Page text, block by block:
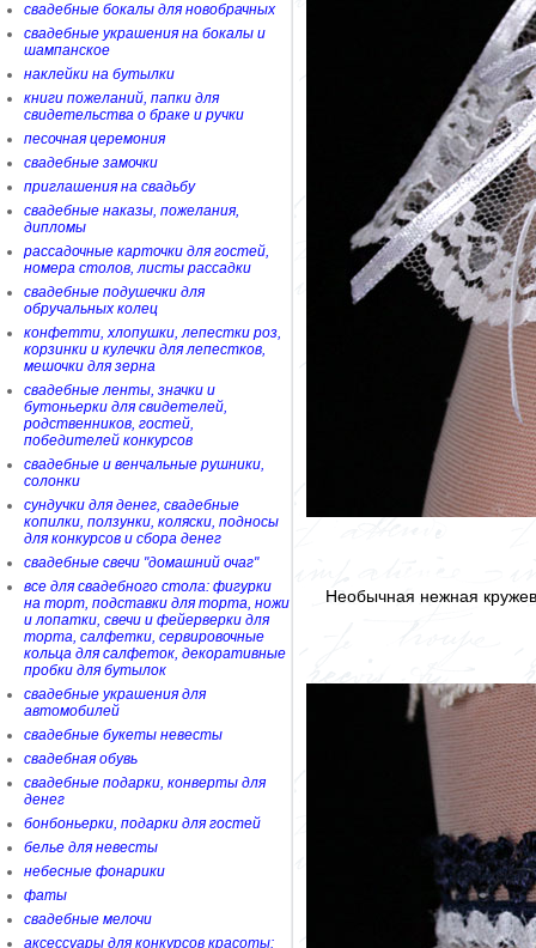
свадебные бокалы для новобрачных
свадебные украшения на бокалы и
шампанское
наклейки на бутылки
книги пожеланий, папки для
свидетельства о браке и ручки
песочная церемония
свадебные замочки
приглашения на свадьбу
свадебные наказы, пожелания,
дипломы
рассадочные карточки для гостей,
номера столов, листы рассадки
свадебные подушечки для
обручальных колец
конфетти, хлопушки, лепестки роз,
корзинки и кулечки для лепестков,
мешочки для зерна
свадебные ленты, значки и
бутоньерки для свидетелей,
родственников, гостей,
победителей конкурсов
свадебные и венчальные рушники,
солонки
сундучки для денег, свадебные
копилки, ползунки, коляски, подносы
для конкурсов и сбора денег
свадебные свечи "домашний очаг"
все для свадебного стола: фигурки
на торт, подставки для торта, ножи
и лопатки, свечи и фейерверки для
торта, салфетки, сервировочные
кольца для салфеток, декоративные
пробки для бутылок
свадебные украшения для
автомобилей
свадебные букеты невесты
свадебная обувь
свадебные подарки, конверты для
денег
бонбоньерки, подарки для гостей
белье для невесты
небесные фонарики
фаты
свадебные мелочи
аксессуары для конкурсов красоты:
Необычная нежная